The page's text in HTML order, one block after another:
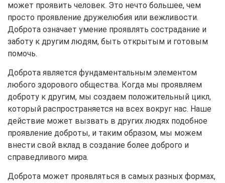
может проявить человек. Это нечто большее, чем
просто проявление дружелюбия или вежливости.
Доброта означает умение проявлять сострадание и
заботу к другим людям, быть открытым и готовым
помочь.
Доброта является фундаментальным элементом
любого здорового общества. Когда мы проявляем
доброту к другим, мы создаем положительный цикл,
который распространяется на всех вокруг нас. Наше
действие может вызвать в других людях подобное
проявление доброты, и таким образом, мы можем
внести свой вклад в создание более доброго и
справедливого мира.
Доброта может проявляться в самых разных формах,